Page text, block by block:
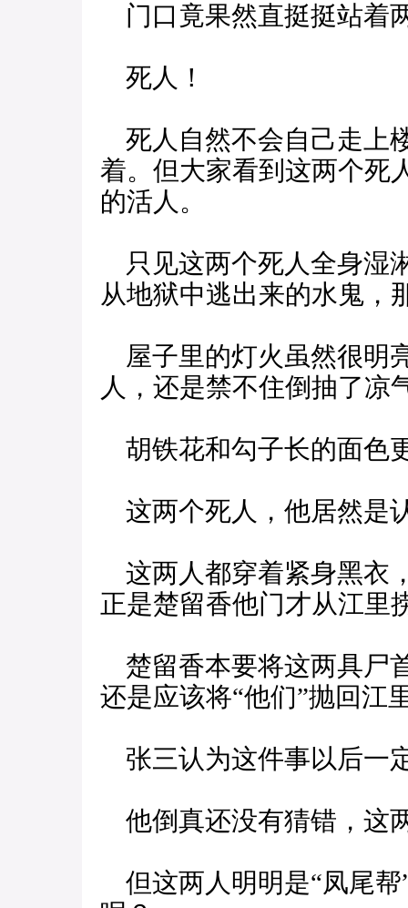
门口竟果然直挺挺站着
死人！
死人自然不会自己走上
着。但大家看到这两个死
的活人。
只见这两个死人全身湿
从地狱中逃出来的水鬼，
屋子里的灯火虽然很明
人，还是禁不住倒抽了凉
胡铁花和勾子长的面色
这两个死人，他居然是
这两人都穿着紧身黑衣
正是楚留香他门才从江里
楚留香本要将这两具尸
还是应该将“他们”抛回江
张三认为这件事以后一
他倒真还没有猜错，这
但这两人明明是“凤尾帮